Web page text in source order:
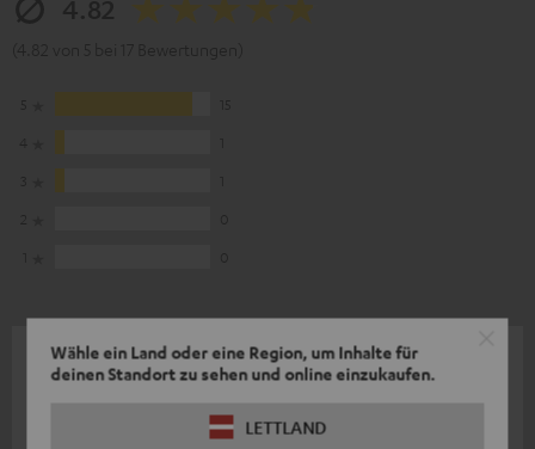
Wähle ein Land oder eine Region, um Inhalte für
deinen Standort zu sehen und online einzukaufen.
LETTLAND
04.08.2026